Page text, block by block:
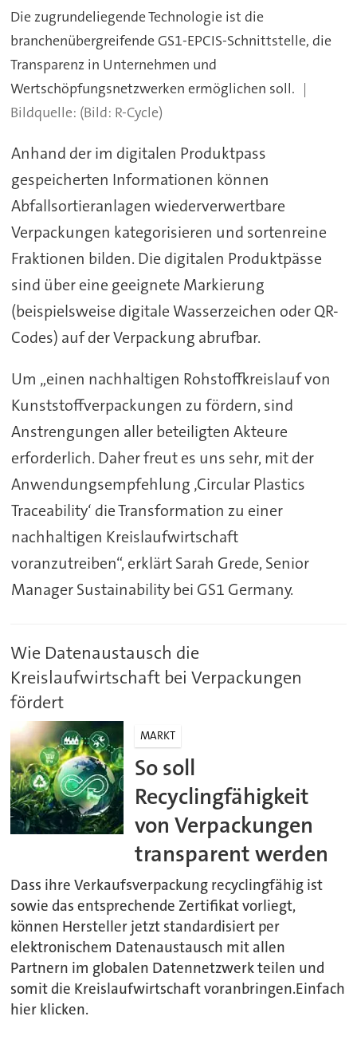
Die zugrundeliegende Technologie ist die
branchenübergreifende GS1-EPCIS-Schnittstelle, die
Transparenz in Unternehmen und
Wertschöpfungsnetzwerken ermöglichen soll.
(Bild: R-Cycle)
Anhand der im digitalen Produktpass
gespeicherten Informationen können
Abfallsortieranlagen wiederverwertbare
Verpackungen kategorisieren und sortenreine
Fraktionen bilden. Die digitalen Produktpässe
sind über eine geeignete Markierung
(beispielsweise digitale Wasserzeichen oder QR-
Codes) auf der Verpackung abrufbar.
Um „einen nachhaltigen Rohstoffkreislauf von
Kunststoffverpackungen zu fördern, sind
Anstrengungen aller beteiligten Akteure
erforderlich. Daher freut es uns sehr, mit der
Anwendungsempfehlung ‚Circular Plastics
Traceability‘ die Transformation zu einer
nachhaltigen Kreislaufwirtschaft
voranzutreiben“, erklärt Sarah Grede, Senior
Manager Sustainability bei GS1 Germany.
Wie Datenaustausch die
Kreislaufwirtschaft bei Verpackungen
fördert
MARKT
So soll
Recyclingfähigkeit
von Verpackungen
transparent werden
Dass ihre Verkaufsverpackung recyclingfähig ist
sowie das entsprechende Zertifikat vorliegt,
können Hersteller jetzt standardisiert per
elektronischem Datenaustausch mit allen
Partnern im globalen Datennetzwerk teilen und
somit die Kreislaufwirtschaft voranbringen.Einfach
hier klicken.